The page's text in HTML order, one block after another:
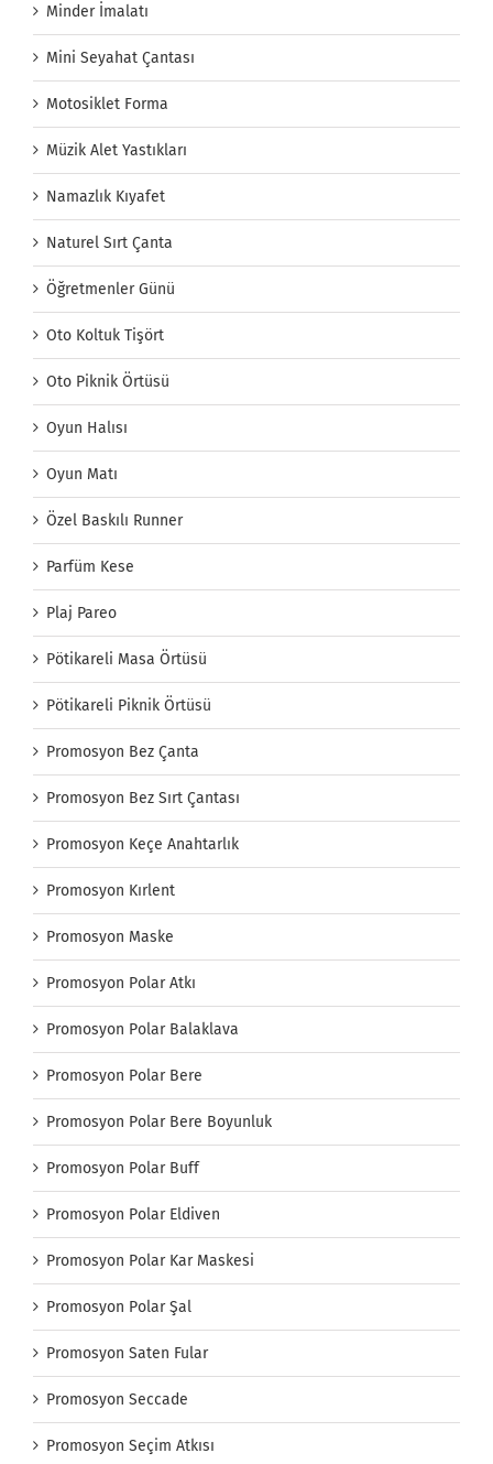
Minder İmalatı
Mini Seyahat Çantası
Motosiklet Forma
Müzik Alet Yastıkları
Namazlık Kıyafet
Naturel Sırt Çanta
Öğretmenler Günü
Oto Koltuk Tişört
Oto Piknik Örtüsü
Oyun Halısı
Oyun Matı
Özel Baskılı Runner
Parfüm Kese
Plaj Pareo
Pötikareli Masa Örtüsü
Pötikareli Piknik Örtüsü
Promosyon Bez Çanta
Promosyon Bez Sırt Çantası
Promosyon Keçe Anahtarlık
Promosyon Kırlent
Promosyon Maske
Promosyon Polar Atkı
Promosyon Polar Balaklava
Promosyon Polar Bere
Promosyon Polar Bere Boyunluk
Promosyon Polar Buff
Promosyon Polar Eldiven
Promosyon Polar Kar Maskesi
Promosyon Polar Şal
Promosyon Saten Fular
Promosyon Seccade
Promosyon Seçim Atkısı